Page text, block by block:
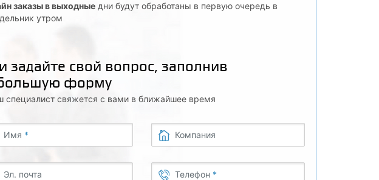
заказы в выходныедни будут обработаны в первую очередь в
утром
задайте свой вопрос, заполнив
форму
специалист свяжется с вами в ближайшее время
Имя *
Эл. почта
Компания
Телефон *